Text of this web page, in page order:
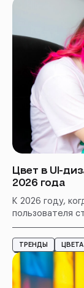
за 50
Цвет в UI-
2026 года
К 2026 году,
пользователя
Разбираем
которые будут
ближайшем
ТРЕНДЫ ЦВЕТА